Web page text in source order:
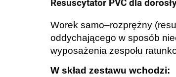
Resuscytator PVC dla
Worek samo–rozprężny
oddychającego w sposób
wyposażenia zespołu
W skład zestawu wchodzi: